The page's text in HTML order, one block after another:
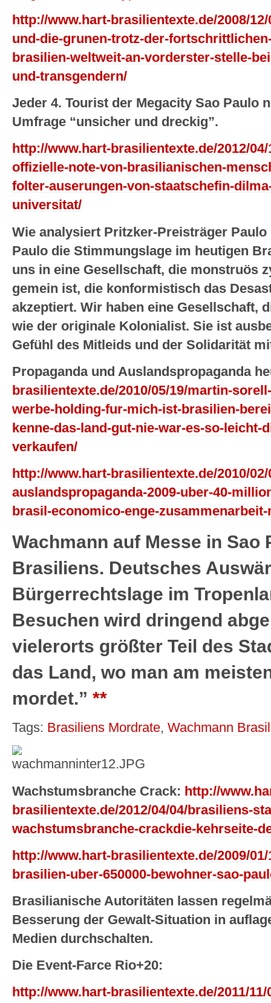
http://www.hart-brasilientexte.de/2008/
und-die-grunen-trotz-der-
brasilien-weltweit-an-vorderster-stelle-
und-transgendern/
Jeder 4. Tourist der Megacity Sao Paulo
Umfrage “unsicher und dreckig”.
http://www.hart-brasilientexte.de/2012/
offizielle-note-von-brasilianischen-
folter-auserungen-von-staatschefin-
universitat/
Wie analysiert Pritzker-Preisträger Paulo
Paulo die Stimmungslage im heutigen
uns in eine Gesellschaft, die monstruös
gemein ist, die konformistisch das
akzeptiert. Wir haben eine Gesellschaft,
wie der originale Kolonialist. Sie ist
Gefühl des Mitleids und der Solidarität
Propaganda und Auslandspropaganda
brasilientexte.de/2010/05/19/martin-
werbe-holding-fur-mich-ist-brasilien-
kenne-das-land-gut-nie-war-es-so-leicht-
verkaufen/
http://www.hart-brasilientexte.de/2010/
auslandspropaganda-2009-uber-40-
brasil-economico-enge-
Wachmann auf Messe in Sao
Brasiliens. Deutsches
Bürgerrechtslage im
Besuchen wird dringend
vielerorts größter Teil des
das Land, wo man am
mordet.” **
Tags: Brasiliens Mordrate, Wachmann
Wachstumsbranche Crack: http://
brasilientexte.de/2012/04/04/brasiliens-
wachstumsbranche-crackdie-kehrseite-
http://www.hart-brasilientexte.de/2009/
brasilien-uber-650000-bewohner-sao-
Brasilianische Autoritäten lassen
Besserung der Gewalt-Situation in
Medien durchschalten.
Die Event-Farce Rio+20:
http://www.hart-brasilientexte.de/2011/